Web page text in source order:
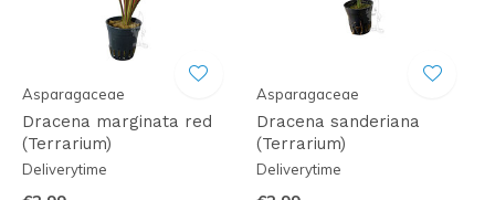
Asparagaceae
Dracena marginata red
(Terrarium)
Deliverytime
Asparagaceae
Dracena sanderiana
(Terrarium)
Deliverytime